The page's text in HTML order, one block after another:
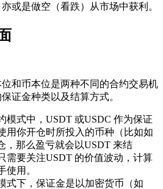
或是做空（看跌）从市场中获利。
和币本位是两种不同的合约交易机
证金种类以及结算方式。
模式中，USDT 或USDC 作为保证
用你开仓时所投入的币种（比如如
，那么盈亏就会以USDT 来结
需要关注USDT 的价值波动，计算
使用。
式下，保证金是以加密货币（如